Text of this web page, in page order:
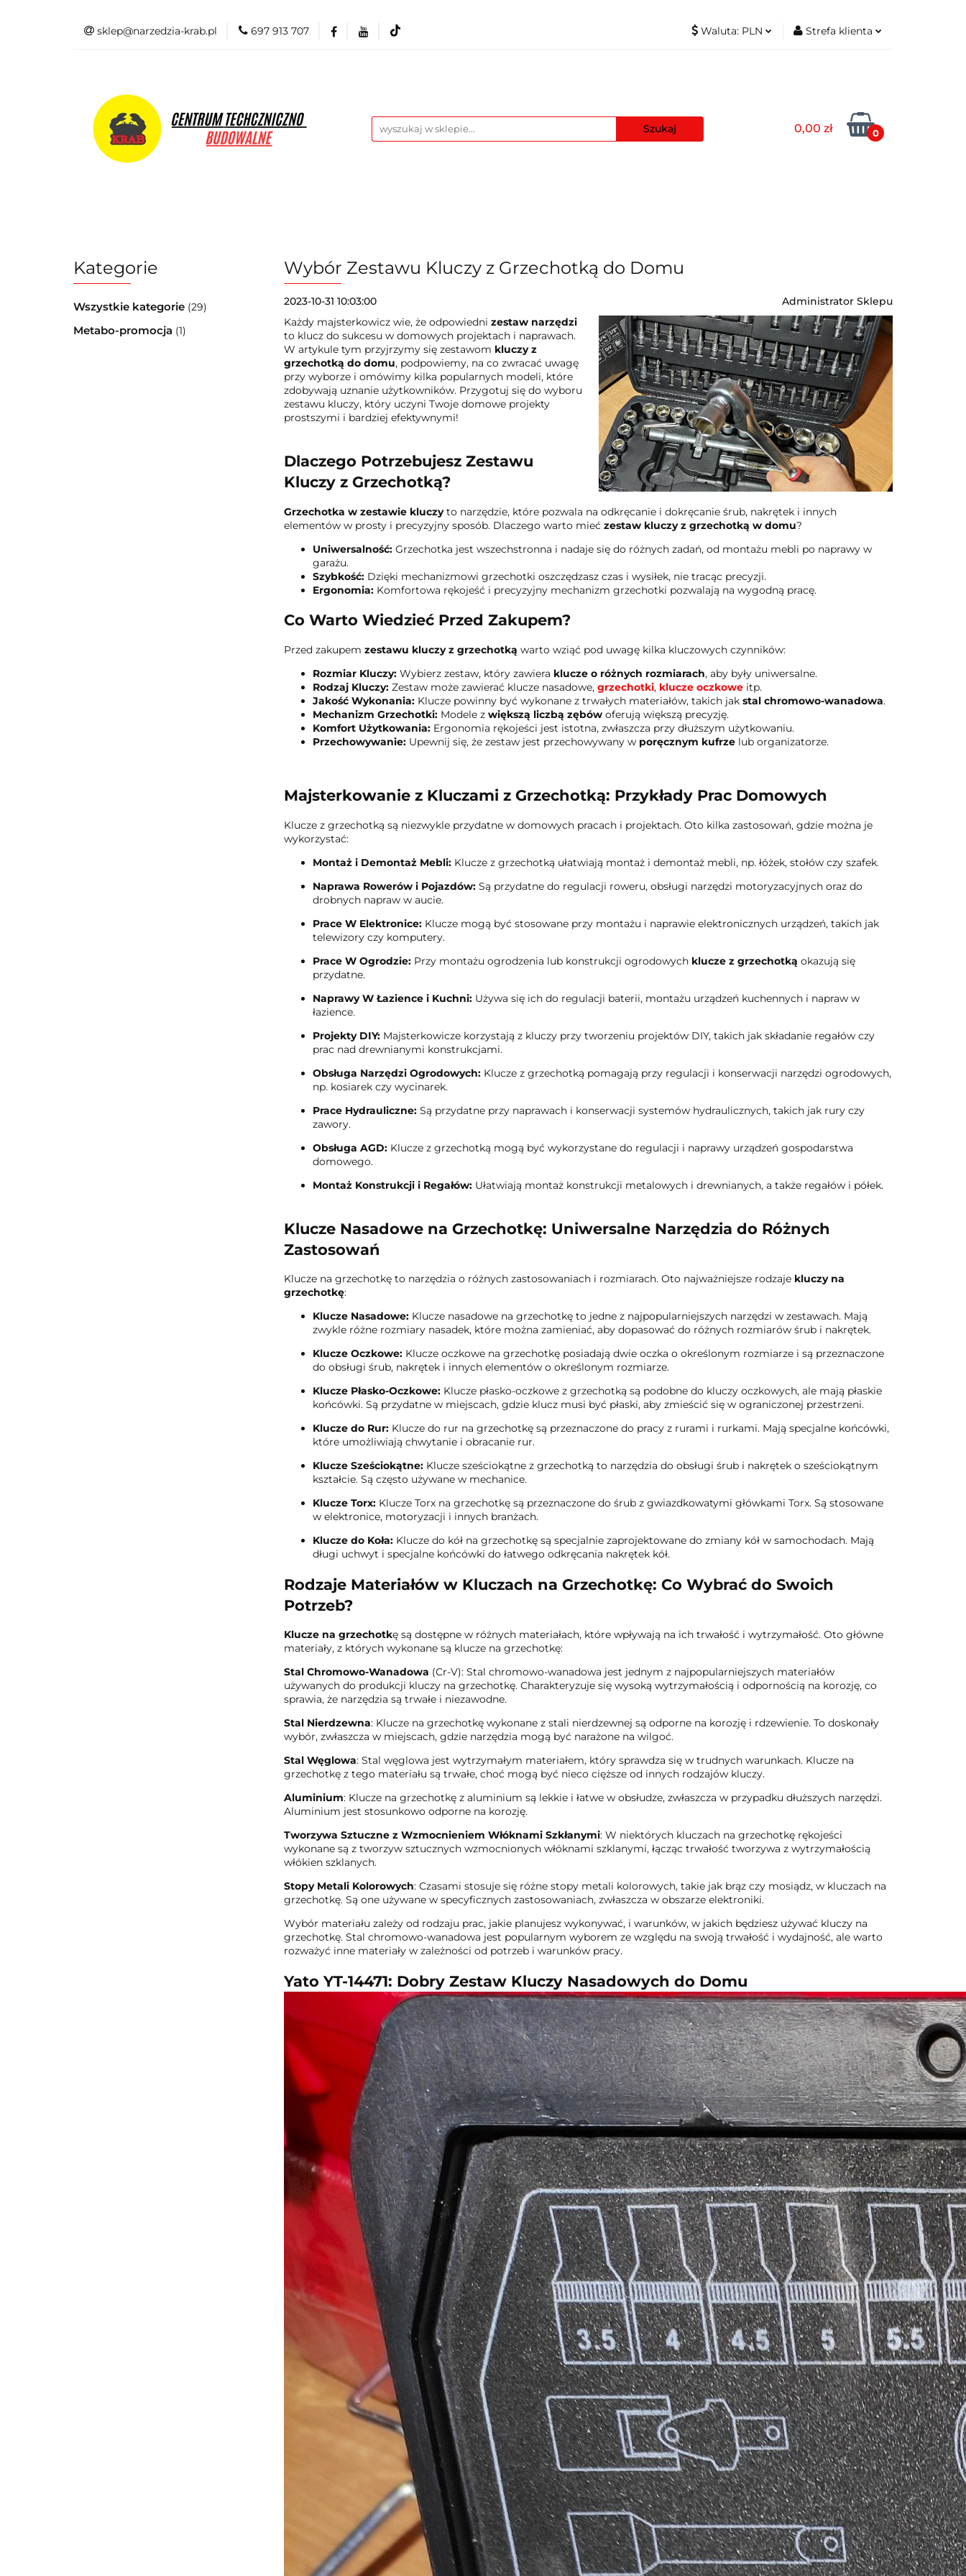
sklep@narzedzia-krab.pl 697 913 707 Waluta: PLN Strefa klienta
Dodaj zgłoszenie
Zgody cookies
0,00 zł 0
Elektronarzędzia Akcesoria i osprzęt
Kategorie
Wszystkie kategorie (29)
Metabo-promocja (1)
Wybór Zestawu Kluczy z Grzechotką do Domu
2023-10-31 10:03:00
Administrator Sklepu
Każdy majsterkowicz wie, że odpowiedni zestaw narzędzi
to klucz do sukcesu w domowych projektach i naprawach.
W artykule tym przyjrzymy się zestawom kluczy z
grzechotką do domu, podpowiemy, na co zwracać uwagę
przy wyborze i omówimy kilka popularnych modeli, które
zdobywają uznanie użytkowników. Przygotuj się do wyboru
zestawu kluczy, który uczyni Twoje domowe projekty
prostszymi i bardziej efektywnymi!
Dlaczego Potrzebujesz Zestawu
Kluczy z Grzechotką?
Grzechotka w zestawie kluczyto narzędzie, które pozwala na odkręcanie i dokręcanie śrub, nakrętek i innych
elementów w prosty i precyzyjny sposób. Dlaczego warto mieć zestaw kluczy z grzechotką w domu?
Uniwersalność:Grzechotka jest wszechstronna i nadaje się do różnych zadań, od montażu mebli po naprawy w
garażu.
Szybkość:Dzięki mechanizmowi grzechotki oszczędzasz czas i wysiłek, nie tracąc precyzji.
Ergonomia:Komfortowa rękojeść i precyzyjny mechanizm grzechotki pozwalają na wygodną pracę.
Co Warto Wiedzieć Przed Zakupem?
Przed zakupem zestawu kluczy z grzechotką warto wziąć pod uwagę kilka kluczowych czynników:
Rozmiar Kluczy:Wybierz zestaw, który zawiera klucze o różnych rozmiarach, aby były uniwersalne.
Rodzaj Kluczy:Zestaw może zawierać klucze nasadowe, grzechotki, klucze oczkoweitp.
Jakość Wykonania:Klucze powinny być wykonane z trwałych materiałów, takich jak stal chromowo-wanadowa.
Mechanizm Grzechotki:Modele z większą liczbą zębówoferują większą precyzję.
Komfort Użytkowania:Ergonomia rękojeści jest istotna, zwłaszcza przy dłuższym użytkowaniu.
Przechowywanie:Upewnij się, że zestaw jest przechowywany w poręcznym kufrzelub organizatorze.
Majsterkowanie z Kluczami z Grzechotką: Przykłady Prac Domowych
Klucze z grzechotką są niezwykle przydatne w domowych pracach i projektach. Oto kilka zastosowań, gdzie można je
wykorzystać:
Montaż i Demontaż Mebli:Klucze z grzechotką ułatwiają montaż i demontaż mebli, np. łóżek, stołów czy szafek.
Naprawa Rowerów i Pojazdów:Są przydatne do regulacji roweru, obsługi narzędzi motoryzacyjnych oraz do
drobnych napraw w aucie.
Prace W Elektronice:Klucze mogą być stosowane przy montażu i naprawie elektronicznych urządzeń, takich jak
telewizory czy komputery.
Prace W Ogrodzie:Przy montażu ogrodzenia lub konstrukcji ogrodowych klucze z grzechotką okazują się
przydatne.
Naprawy W Łazience i Kuchni:Używa się ich do regulacji baterii, montażu urządzeń kuchennych i napraw w
łazience.
Projekty DIY:Majsterkowicze korzystają z kluczy przy tworzeniu projektów DIY, takich jak składanie regałów czy
prac nad drewnianymi konstrukcjami.
Obsługa Narzędzi Ogrodowych:Klucze z grzechotką pomagają przy regulacji i konserwacji narzędzi ogrodowych,
np. kosiarek czy wycinarek.
Prace Hydrauliczne:Są przydatne przy naprawach i konserwacji systemów hydraulicznych, takich jak rury czy
zawory.
Obsługa AGD:Klucze z grzechotką mogą być wykorzystane do regulacji i naprawy urządzeń gospodarstwa
domowego.
Montaż Konstrukcji i Regałów:Ułatwiają montaż konstrukcji metalowych i drewnianych, a także regałów i półek.
Klucze Nasadowe na Grzechotkę: Uniwersalne Narzędzia do Różnych
Zastosowań
Klucze na grzechotkę to narzędzia o różnych zastosowaniach i rozmiarach. Oto najważniejsze rodzaje kluczy na
grzechotkę:
Klucze Nasadowe:Klucze nasadowe na grzechotkę to jedne z najpopularniejszych narzędzi w zestawach. Mają
zwykle różne rozmiary nasadek, które można zamieniać, aby dopasować do różnych rozmiarów śrub i nakrętek.
Klucze Oczkowe:Klucze oczkowe na grzechotkę posiadają dwie oczka o określonym rozmiarze i są przeznaczone
do obsługi śrub, nakrętek i innych elementów o określonym rozmiarze.
Klucze Płasko-Oczkowe:Klucze płasko-oczkowe z grzechotką są podobne do kluczy oczkowych, ale mają płaskie
końcówki. Są przydatne w miejscach, gdzie klucz musi być płaski, aby zmieścić się w ograniczonej przestrzeni.
Klucze do Rur:Klucze do rur na grzechotkę są przeznaczone do pracy z rurami i rurkami. Mają specjalne końcówki,
które umożliwiają chwytanie i obracanie rur.
Klucze Sześciokątne:Klucze sześciokątne z grzechotką to narzędzia do obsługi śrub i nakrętek o sześciokątnym
kształcie. Są często używane w mechanice.
Klucze Torx:Klucze Torx na grzechotkę są przeznaczone do śrub z gwiazdkowatymi główkami Torx. Są stosowane
w elektronice, motoryzacji i innych branżach.
Klucze do Koła:Klucze do kół na grzechotkę są specjalnie zaprojektowane do zmiany kół w samochodach. Mają
długi uchwyt i specjalne końcówki do łatwego odkręcania nakrętek kół.
Rodzaje Materiałów w Kluczach na Grzechotkę: Co Wybrać do Swoich
Potrzeb?
Klucze na grzechotkę są dostępne w różnych materiałach, które wpływają na ich trwałość i wytrzymałość. Oto główne
materiały, z których wykonane są klucze na grzechotkę:
Stal Chromowo-Wanadowa (Cr-V): Stal chromowo-wanadowa jest jednym z najpopularniejszych materiałów
używanych do produkcji kluczy na grzechotkę. Charakteryzuje się wysoką wytrzymałością i odpornością na korozję, co
sprawia, że narzędzia są trwałe i niezawodne.
Stal Nierdzewna: Klucze na grzechotkę wykonane z stali nierdzewnej są odporne na korozję i rdzewienie. To doskonały
wybór, zwłaszcza w miejscach, gdzie narzędzia mogą być narażone na wilgoć.
Stal Węglowa: Stal węglowa jest wytrzymałym materiałem, który sprawdza się w trudnych warunkach. Klucze na
grzechotkę z tego materiału są trwałe, choć mogą być nieco cięższe od innych rodzajów kluczy.
Aluminium: Klucze na grzechotkę z aluminium są lekkie i łatwe w obsłudze, zwłaszcza w przypadku dłuższych narzędzi.
Aluminium jest stosunkowo odporne na korozję.
Tworzywa Sztuczne z Wzmocnieniem Włóknami Szkłanymi: W niektórych kluczach na grzechotkę rękojeści
wykonane są z tworzyw sztucznych wzmocnionych włóknami szklanymi, łącząc trwałość tworzywa z wytrzymałością
włókien szklanych.
Stopy Metali Kolorowych: Czasami stosuje się różne stopy metali kolorowych, takie jak brąz czy mosiądz, w kluczach na
grzechotkę. Są one używane w specyficznych zastosowaniach, zwłaszcza w obszarze elektroniki.
Wybór materiału zależy od rodzaju prac, jakie planujesz wykonywać, i warunków, w jakich będziesz używać kluczy na
grzechotkę. Stal chromowo-wanadowa jest popularnym wyborem ze względu na swoją trwałość i wydajność, ale warto
rozważyć inne materiały w zależności od potrzeb i warunków pracy.
Yato YT-14471: Dobry Zestaw Kluczy Nasadowych do Domu